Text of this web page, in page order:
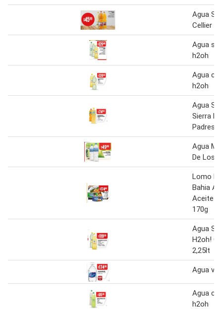
Agua
Cellier
Agua
h2oh
Agua
h2oh
Agua
Sierra
Padres
Agua
De Los
Lomo
Bahia Al
Aceite Y
170g
Agua
H2oh!
2,25lt
Agua
Agua
h2oh